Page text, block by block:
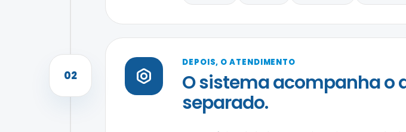
02
DEPOIS, O ATENDIMENTO
O sistema acompanha o
separado.